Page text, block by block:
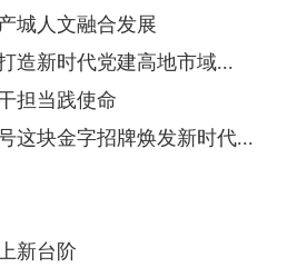
城人文融合发展
造新时代党建高地市域...
担当践使命
这块金字招牌焕发新时代...
新台阶